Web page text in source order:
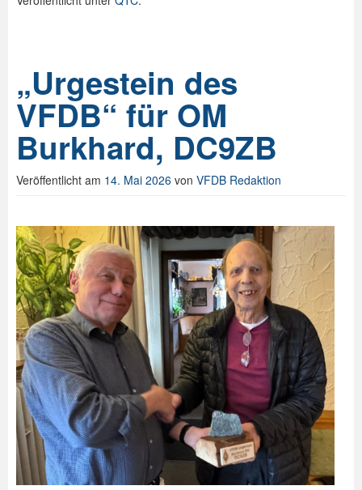
„Urgestein des
VFDB“ für OM
Burkhard, DC9ZB
Veröffentlicht am 14. Mai 2026 von VFDB Redaktion